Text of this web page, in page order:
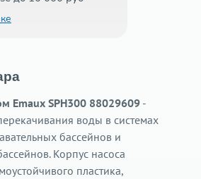
Emaux SPH300 88029609 -
воды в системах
бассейнов и
Корпус насоса
пластика,